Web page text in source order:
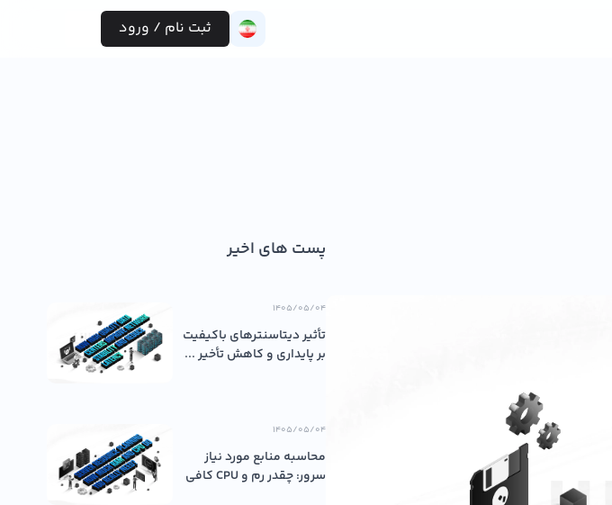
ثبت نام / ورود
پست های اخیر
۱۴۰۵/۰۵/۰۴
تأثیر دیتاسنترهای باکیفیت
بر پایداری و کاهش تأخیر ...
۱۴۰۵/۰۵/۰۴
محاسبه منابع مورد نیاز
سرور: چقدر رم و CPU کافی